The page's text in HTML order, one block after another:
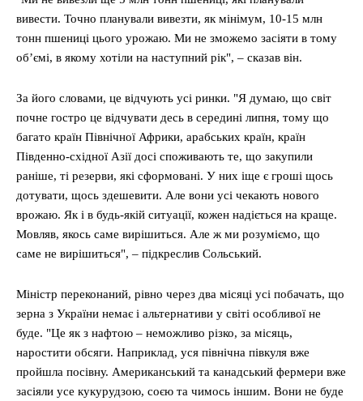
вивести. Точно планували вивезти, як мінімум, 10-15 млн
тонн пшениці цього урожаю. Ми не зможемо засіяти в тому
об’ємі, в якому хотіли на наступний рік", – сказав він.
За його словами, це відчують усі ринки. "Я думаю, що світ
почне гостро це відчувати десь в середині липня, тому що
багато країн Північної Африки, арабських країн, країн
Південно-східної Азії досі споживають те, що закупили
раніше, ті резерви, які сформовані. У них іще є гроші щось
дотувати, щось здешевити. Але вони усі чекають нового
врожаю. Як і в будь-якій ситуації, кожен надіється на краще.
Мовляв, якось саме вирішиться. Але ж ми розуміємо, що
саме не вирішиться", – підкреслив Сольський.
Міністр переконаний, рівно через два місяці усі побачать, що
зерна з України немає і альтернативи у світі особливої не
буде. "Це як з нафтою – неможливо різко, за місяць,
наростити обсяги. Наприклад, уся північна півкуля вже
пройшла посівну. Американський та канадський фермери вже
засіяли усе кукурудзою, соєю та чимось іншим. Вони не буде